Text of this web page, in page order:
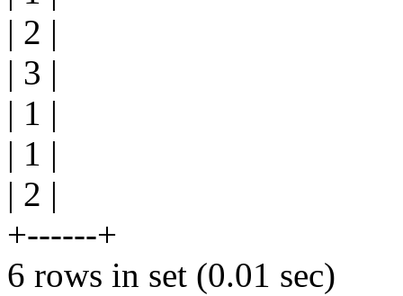
| 2 |
| 3 |
| 1 |
| 1 |
| 2 |
+------+
6 rows in set (0.01 sec)